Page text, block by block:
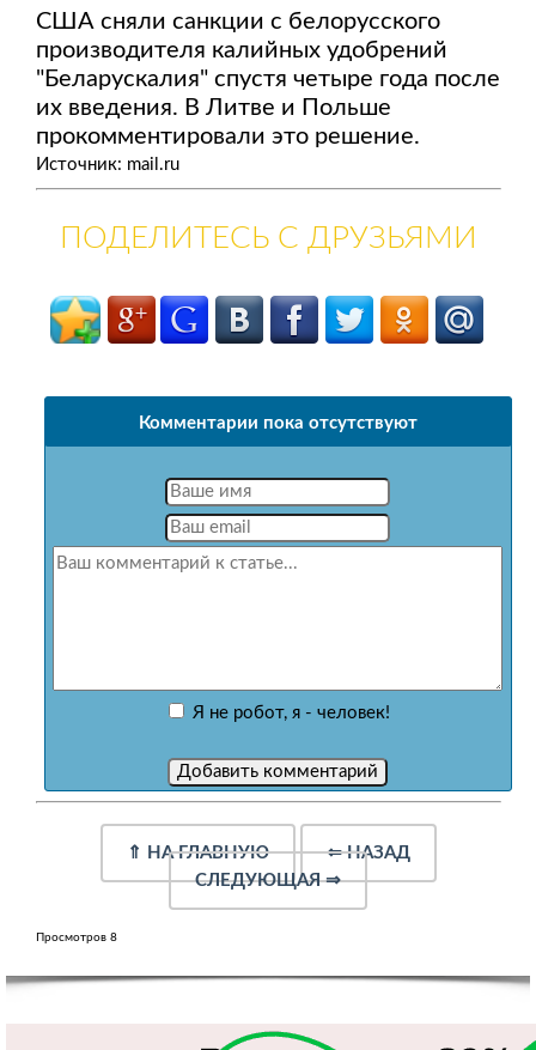
США сняли санкции с белорусского
производителя калийных удобрений
"Беларускалия" спустя четыре года после
их введения. В Литве и Польше
прокомментировали это решение.
Источник: mail.ru
ПОДЕЛИТЕСЬ С ДРУЗЬЯМИ
Комментарии пока отсутствуют
Я не робот, я - человек!
⇑ НА ГЛАВНУЮ ⇐НАЗАД
СЛЕДУЮЩАЯ⇒
Просмотров 8